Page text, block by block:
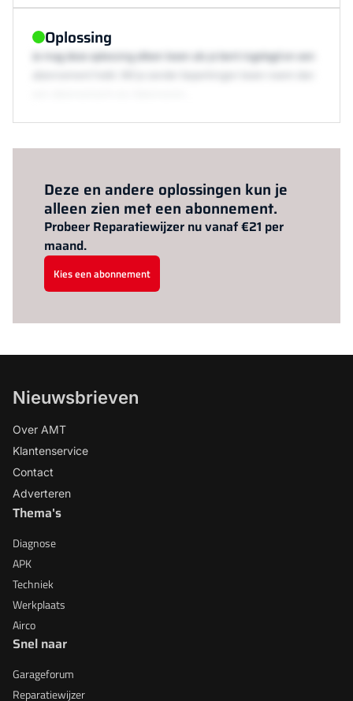
Oplossing
Je mag deze oplossing alleen lezen als je bent ingelogd en een
Deze en andere oplossingen kun je
alleen zien met een abonnement.
Probeer Reparatiewijzer nu vanaf €21 per
maand.
Kies een abonnement
Nieuwsbrieven
Over AMT
Klantenservice
Contact
Adverteren
Thema's
Diagnose
APK
Techniek
Werkplaats
Airco
Snel naar
Garageforum
Reparatiewijzer